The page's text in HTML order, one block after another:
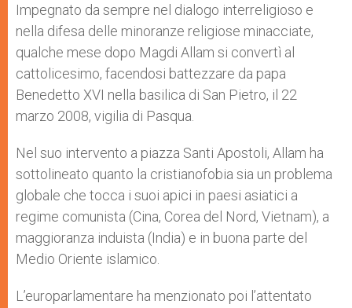
Impegnato da sempre nel dialogo interreligioso e
nella difesa delle minoranze religiose minacciate,
qualche mese dopo Magdi Allam si convertì al
cattolicesimo, facendosi battezzare da papa
Benedetto XVI nella basilica di San Pietro, il 22
marzo 2008, vigilia di Pasqua.
Nel suo intervento a piazza Santi Apostoli, Allam ha
sottolineato quanto la cristianofobia sia un problema
globale che tocca i suoi apici in paesi asiatici a
regime comunista (Cina, Corea del Nord, Vietnam), a
maggioranza induista (India) e in buona parte del
Medio Oriente islamico.
L’europarlamentare ha menzionato poi l’attentato